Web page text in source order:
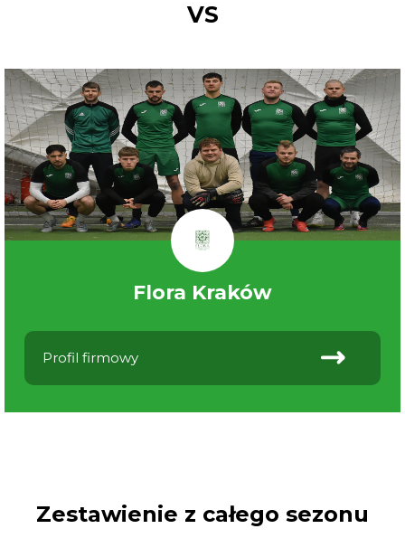
VS
Flora Kraków
Profil firmowy
Zestawienie z całego sezonu